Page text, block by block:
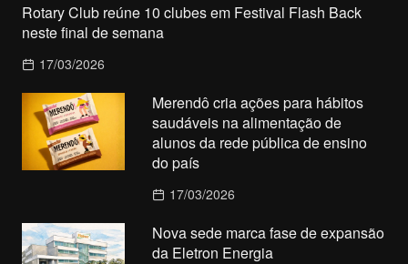
Rotary Club reúne 10 clubes em Festival Flash Back
neste final de semana
17/03/2026
Merendô cria ações para hábitos
saudáveis na alimentação de
alunos da rede pública de ensino
do país
17/03/2026
Nova sede marca fase de expansão
da Eletron Energia